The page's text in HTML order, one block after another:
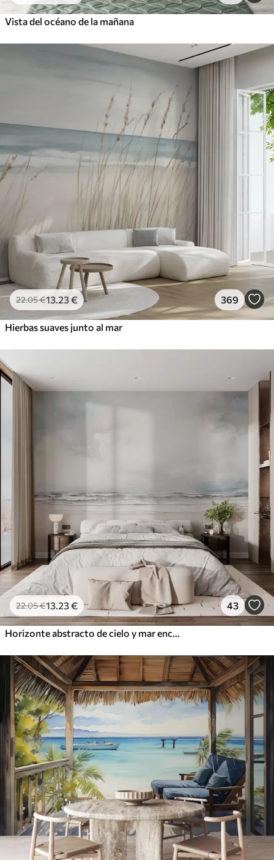
Vista del océano de la mañana
22.05€13.23€ 369
Hierbas suaves junto al mar
22.05€13.23€ 43
Horizonte abstracto de cielo y mar encontrándose